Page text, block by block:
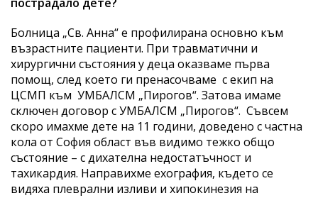
Болница „Св. Анна“ е профилирана основно към
възрастните пациенти. При травматични и
хирургични състояния у деца оказваме първа
помощ, след което ги пренасочваме с екип на
ЦСМП към УМБАЛСМ „Пирогов“. Затова имаме
сключен договор с УМБАЛСМ „Пирогов“. Съвсем
скоро имахме дете на 11 години, доведено с частна
кола от София област във видимо тежко общо
състояние – с дихателна недостатъчност и
тахикардия. Направихме ехография, където се
видяха плеврални изливи и хипокинезия на